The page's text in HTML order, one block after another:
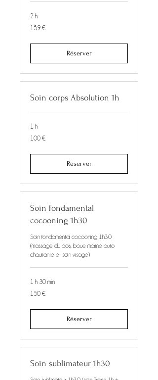
2 h
159
euros
159 €
Réserver
Soin corps Absolution 1h
1 h
100
euros
100 €
Réserver
Soin fondamental
cocooning 1h30
Soin fondamental cocooning 1h30
(massage du dos, boue marine auto
chauffante et soin visage)
1 h 30 min
150
euros
150 €
Réserver
Soin sublimateur 1h30